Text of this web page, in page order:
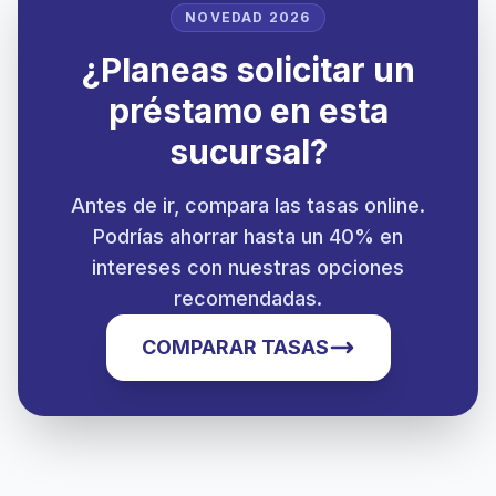
NOVEDAD 2026
¿Planeas solicitar un
préstamo en esta
sucursal?
Antes de ir, compara las tasas online.
Podrías ahorrar hasta un 40% en
intereses con nuestras opciones
recomendadas.
COMPARAR TASAS